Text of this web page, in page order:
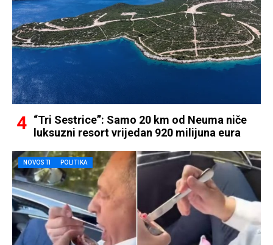
“Tri Sestrice”: Samo 20 km od Neuma niče
luksuzni resort vrijedan 920 milijuna eura
NOVOSTI POLITIKA